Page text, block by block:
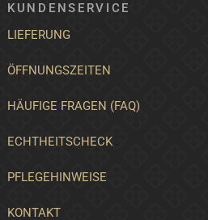
KUNDENSERVICE
LIEFERUNG
ÖFFNUNGSZEITEN
HÄUFIGE FRAGEN (FAQ)
ECHTHEITSCHECK
PFLEGEHINWEISE
KONTAKT